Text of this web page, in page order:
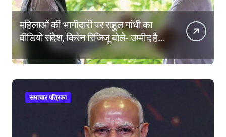
महिलाओं की भागीदारी पर राहुल गांधी का
वीडियो संदेश, किरेन रिजिजू बोले- उम्मीद है
महिला आरक्षण बिल का बिना शर्त करेंगे
समर्थन
समाचार पत्रिका